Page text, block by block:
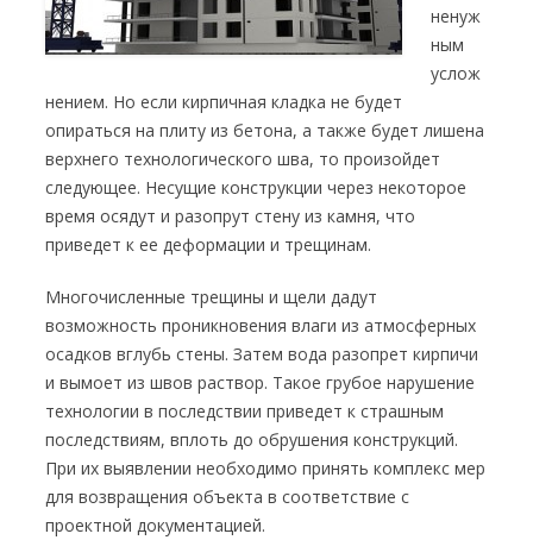
ненуж
ным
услож
нением. Но если кирпичная кладка не будет
опираться на плиту из бетона, а также будет лишена
верхнего технологического шва, то произойдет
следующее. Несущие конструкции через некоторое
время осядут и разопрут стену из камня, что
приведет к ее деформации и трещинам.
Многочисленные трещины и щели дадут
возможность проникновения влаги из атмосферных
осадков вглубь стены. Затем вода разопрет кирпичи
и вымоет из швов раствор. Такое грубое нарушение
технологии в последствии приведет к страшным
последствиям, вплоть до обрушения конструкций.
При их выявлении необходимо принять комплекс мер
для возвращения объекта в соответствие с
проектной документацией.